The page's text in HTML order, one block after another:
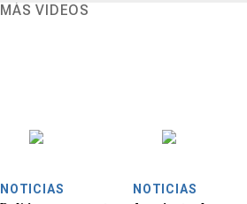
MÁS VIDEOS
NOTICIAS NOTICIAS